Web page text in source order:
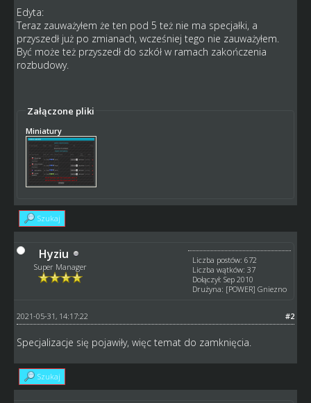
Edyta:
Teraz zauważyłem że ten pod 5 też nie ma specjałki, a
przyszedł już po zmianach, wcześniej tego nie zauważyłem.
Być może też przyszedł do szkół w ramach zakończenia
rozbudowy.
Załączone pliki
Miniatury
Szukaj
Hyziu
Super Manager
Liczba postów: 672
Liczba wątków: 37
Dołączył: Sep 2010
Drużyna: [POWER] Gniezno
#2
2021-05-31, 14:17:22
Specjalizacje się pojawiły, więc temat do zamknięcia.
Szukaj